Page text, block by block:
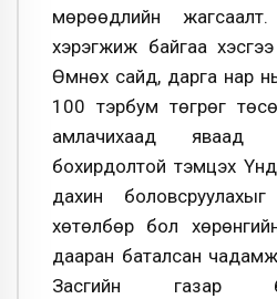
мөрөөдлийн жагсаалт.
хэрэгжиж байгаа хэсгээ
Өмнөх сайд, дарга нар
100 тэрбум төгрөг
амлачихаад яваад
бохирдолтой тэмцэх
дахин
хөтөлбөр бол хөрөнгийн
дааран баталсан
Засгийн газар